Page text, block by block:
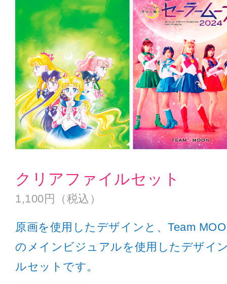
クリアファイルセット
1,100円（税込）
原画を使用したデザインと、Team
のメインビジュアルを使用したデザイ
ルセットです。